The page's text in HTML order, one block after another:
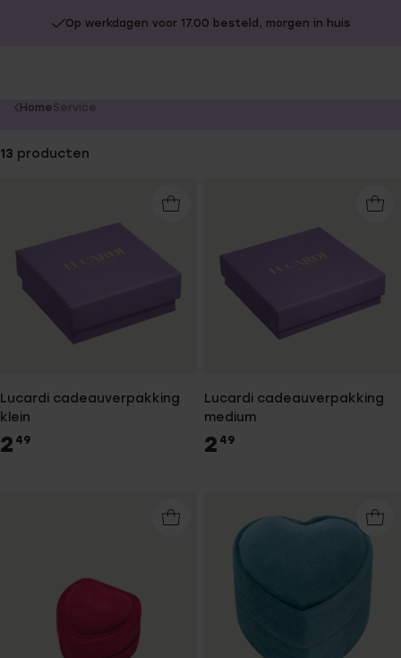
Op werkdagen voor 17.00 besteld, morgen in huis
You
here:
HomeService
13 producten
Lucardi cadeauverpakking
klein
2 49
Lucardi cadeauverpakking
medium
2 49